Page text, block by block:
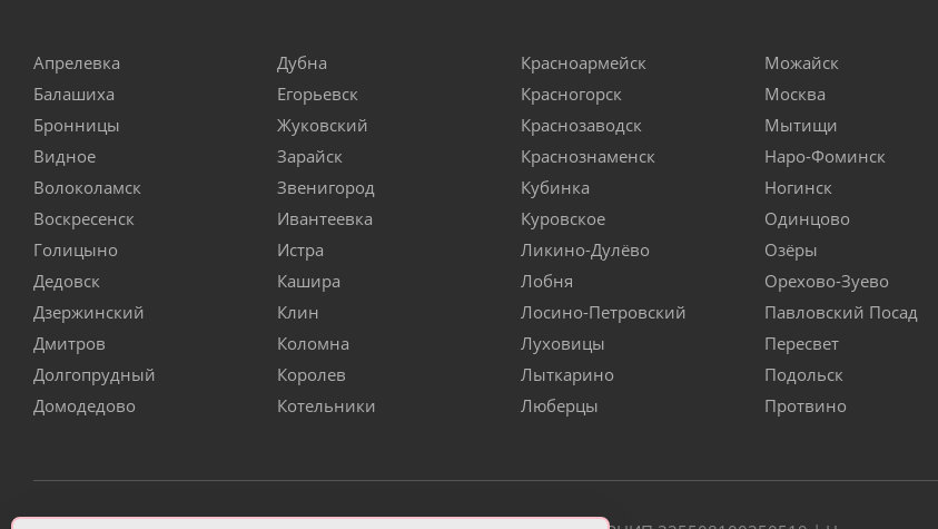
Апрелевка
Балашиха
Бронницы
Видное
Волоколамск
Воскресенск
Голицыно
Дедовск
Дзержинский
Дмитров
Долгопрудный
Домодедово
Дубна
Егорьевск
Жуковский
Зарайск
Звенигород
Ивантеевка
Истра
Кашира
Клин
Коломна
Королев
Котельники
Красноармейск
Красногорск
Краснозаводск
Краснознаменск
Кубинка
Куровское
Ликино-Дулёво
Лобня
Лосино-Петровский
Луховицы
Лыткарино
Люберцы
Можайск
Москва
Мытищи
Наро-Фоминск
Ногинск
Одинцово
Озёры
Орехово-Зуево
Павловский Посад
Пересвет
Подольск
Протвино